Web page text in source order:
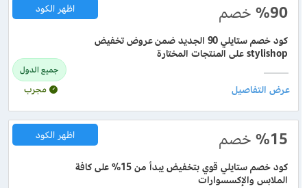
%90 خصم
جميع الدول
كود خصم ستايلي 90 الجديد ضمن عروض تخفيض
stylishop على المنتجات المختارة
اظهر الكود
مجرب
%15 خصم
كود خصم ستايلي قوي بتخفيض يبدأ من 15% على كافة
الملابس والإكسسوارات
اظهر الكود